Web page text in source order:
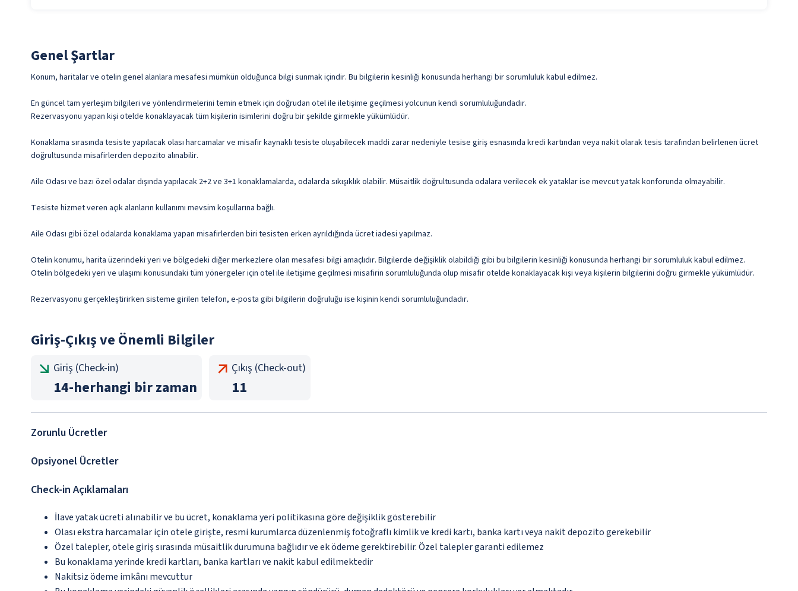
Genel Şartlar
Konum, haritalar ve otelin genel alanlara mesafesi mümkün olduğunca bilgi sunmak içindir. Bu bilgilerin kesinliği konusunda herhangi bir sorumluluk kabul edilmez.
En güncel tam yerleşim bilgileri ve yönlendirmelerini temin etmek için doğrudan otel ile iletişime geçilmesi yolcunun kendi sorumluluğundadır.
Rezervasyonu yapan kişi otelde konaklayacak tüm kişilerin isimlerini doğru bir şekilde girmekle yükümlüdür.
Konaklama sırasında tesiste yapılacak olası harcamalar ve misafir kaynaklı tesiste oluşabilecek maddi zarar nedeniyle tesise giriş esnasında kredi kartından veya nakit olarak tesis tarafından belirlenen ücret
doğrultusunda misafirlerden depozito alınabilir.
Aile Odası ve bazı özel odalar dışında yapılacak 2+2 ve 3+1 konaklamalarda, odalarda sıkışıklık olabilir. Müsaitlik doğrultusunda odalara verilecek ek yataklar ise mevcut yatak konforunda olmayabilir.
Tesiste hizmet veren açık alanların kullanımı mevsim koşullarına bağlı.
Aile Odası gibi özel odalarda konaklama yapan misafirlerden biri tesisten erken ayrıldığında ücret iadesi yapılmaz.
Otelin konumu, harita üzerindeki yeri ve bölgedeki diğer merkezlere olan mesafesi bilgi amaçlıdır. Bilgilerde değişiklik olabildiği gibi bu bilgilerin kesinliği konusunda herhangi bir sorumluluk kabul edilmez.
Otelin bölgedeki yeri ve ulaşımı konusundaki tüm yönergeler için otel ile iletişime geçilmesi misafirin sorumluluğunda olup misafir otelde konaklayacak kişi veya kişilerin bilgilerini doğru girmekle yükümlüdür.
Rezervasyonu gerçekleştirirken sisteme girilen telefon, e-posta gibi bilgilerin doğruluğu ise kişinin kendi sorumluluğundadır.
Giriş-Çıkış ve Önemli Bilgiler
Giriş (Check-in)
14-herhangi bir zaman
Çıkış (Check-out)
11
Zorunlu Ücretler
Opsiyonel Ücretler
Check-in Açıklamaları
İlave yatak ücreti alınabilir ve bu ücret, konaklama yeri politikasına göre değişiklik gösterebilir
Olası ekstra harcamalar için otele girişte, resmi kurumlarca düzenlenmiş fotoğraflı kimlik ve kredi kartı, banka kartı veya nakit depozito gerekebilir
Özel talepler, otele giriş sırasında müsaitlik durumuna bağlıdır ve ek ödeme gerektirebilir. Özel talepler garanti edilemez
Bu konaklama yerinde kredi kartları, banka kartları ve nakit kabul edilmektedir
Nakitsiz ödeme imkânı mevcuttur